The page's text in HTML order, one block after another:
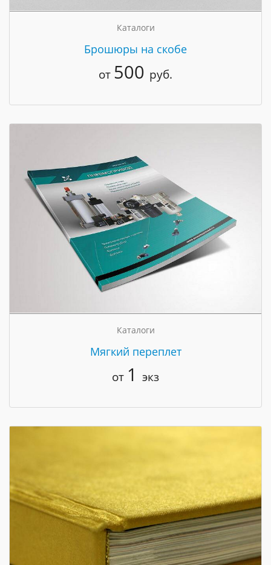
Каталоги
Брошюры на скобе
от 500 руб.
Каталоги
Мягкий переплет
от 1 экз